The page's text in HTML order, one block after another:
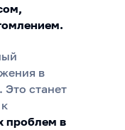
в
станет
проблем в